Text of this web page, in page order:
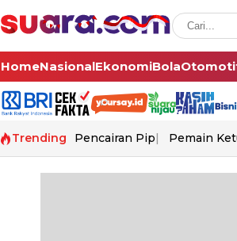
HomeNasionalEkonomiBola
Trending Pencairan Pip Pemain